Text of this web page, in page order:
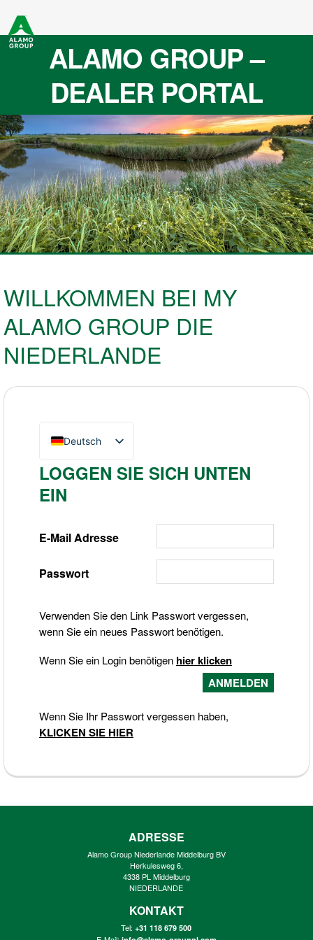
ALAMO GROUP –
DEALER PORTAL
WILLKOMMEN BEI MY
ALAMO GROUP DIE
NIEDERLANDE
Deutsch
English (UK)
Nederlands
LOGGEN SIE SICH UNTEN
EIN
E-Mail Adresse
Passwort
Verwenden Sie den Link Passwort vergessen,
wenn Sie ein neues Passwort benötigen.
Wenn Sie ein Login benötigen hier klicken
Wenn Sie Ihr Passwort vergessen haben,
KLICKEN SIE HIER
ADRESSE
Alamo Group Niederlande Middelburg BV
Herkulesweg 6,
4338 PL Middelburg
NIEDERLANDE
KONTAKT
Tel:+31 118 679 500